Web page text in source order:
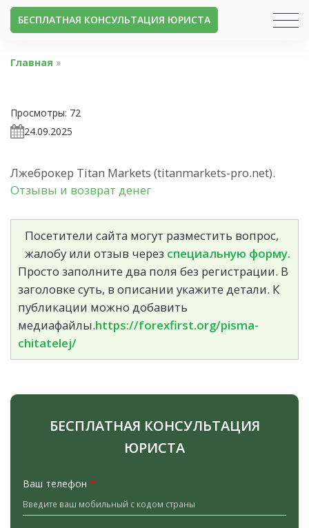
БЕСПЛАТНАЯ КОНСУЛЬТАЦИЯ ЮРИСТА
Главная »
Просмотры: 72
24.09.2025
Лжеброкер Titan Markets (titanmarkets-pro.net).
Отзывы и возврат денег
Посетители сайта могут разместить вопрос,
жалобу или отзыв через специальную форму.
Просто заполните два поля без регистрации. В
заголовке суть, в описании укажите детали. К
публикации можно добавить
медиафайлы.https://forexfirst.org/pisma-
chitatelej/
БЕСПЛАТНАЯ КОНСУЛЬТАЦИЯ
ЮРИСТА
Ваш телефон *